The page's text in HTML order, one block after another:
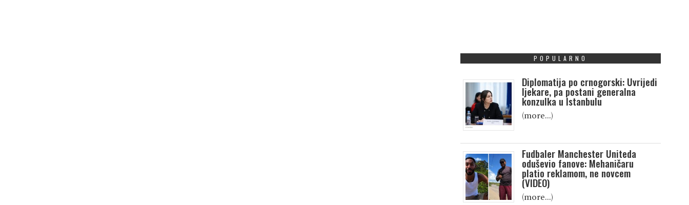
POPULARNO
Diplomatija po crnogorski: Uvrijedi
ljekare, pa postani generalna
konzulka u Istanbulu
(more…)
Fudbaler Manchester Uniteda
oduševio fanove: Mehaničaru
platio reklamom, ne novcem
(VIDEO)
(more…)